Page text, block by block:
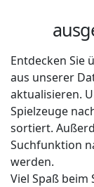
Entdecken Sie
aus unserer
aktualisieren.
Spielzeuge
sortiert.
Suchfunktion
werden.
Viel Spaß beim